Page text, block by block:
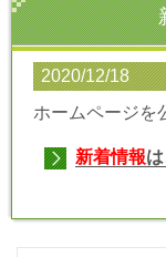
2020/12/18
ホームページを
新着情報